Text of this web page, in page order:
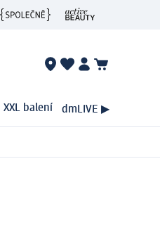
XXL balení dmLIVE ▶